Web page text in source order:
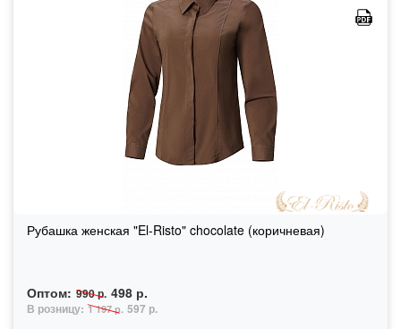
Рубашка женская "El-Risto" chocolate (коричневая)
Оптом: 990 р. 498 р.
В розницу: 1 197 р. 597 р.